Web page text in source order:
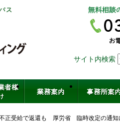
社会保険労務士法人ヒ
介護・保育・医療など
サイト内検索
正受給で返還も 厚労省 臨時改定の通知